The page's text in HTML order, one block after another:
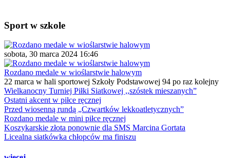
Sport w szkole
sobota, 30 marca 2024 16:46
Rozdano medale w wioślarstwie halowym
22 marca w hali sportowej Szkoły Podstawowej 94 po raz kolejny
Wielkanocny Turniej Piłki Siatkowej ,,szóstek mieszanych”
Ostatni akcent w piłce ręcznej
Przed wiosenną rundą „Czwartków lekkoatletycznych”
Rozdano medale w mini piłce ręcznej
Koszykarskie złota ponownie dla SMS Marcina Gortata
Licealna siatkówka chłopców ma finiszu